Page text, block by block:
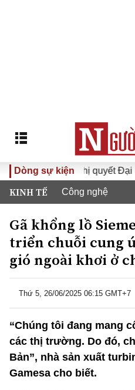
Dòng sự kiện
Đưa Nghị quyết Đại hội
KINH TẾ Công nghệ
Gã khổng lồ
triển chuỗi cung
gió ngoài khơi ở
Thứ 5, 26/06/2025 06:15 GMT+7
“Chúng tôi đang mang
các thị trường. Do đó,
Bản”, nhà sản xuất
Gamesa cho biết.